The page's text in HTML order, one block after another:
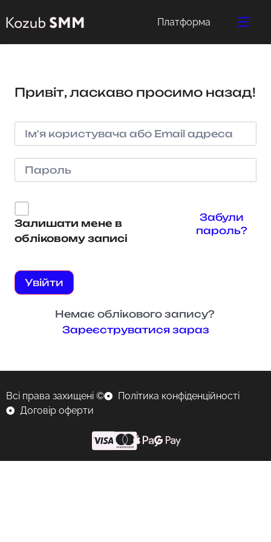
Платформа
Привіт, ласкаво просимо назад!
Залишати мене в
обліковому записі
Забули
пароль?
Увійти
Немає облікового запису?
Зареєструватися зараз
Всі права захищені ©
Політика конфіденційності
Договір оферти